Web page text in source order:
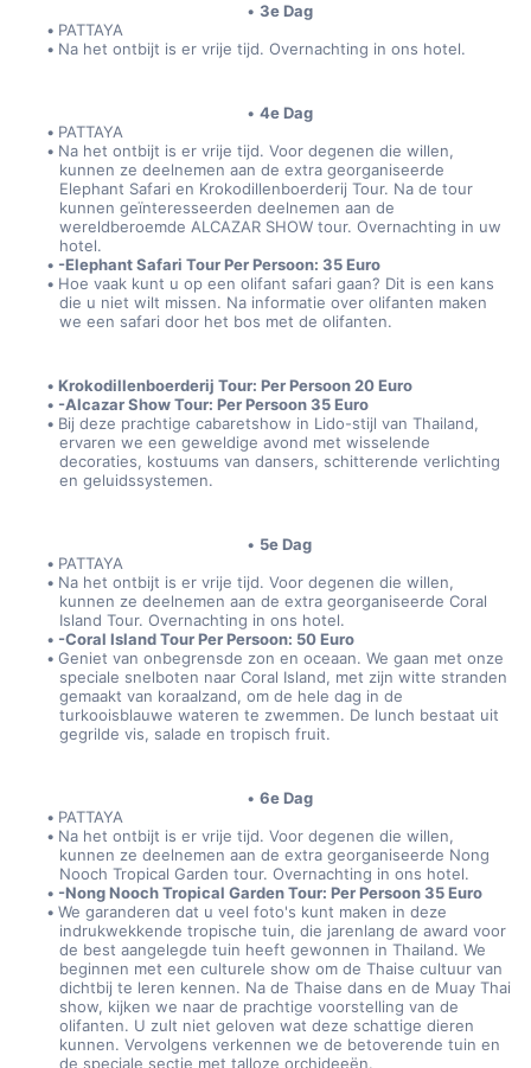
3e Dag
PATTAYA
Na het ontbijt is er vrije tijd. Overnachting in ons hotel.
4e Dag
PATTAYA
Na het ontbijt is er vrije tijd. Voor degenen die willen,
kunnen ze deelnemen aan de extra georganiseerde
Elephant Safari en Krokodillenboerderij Tour. Na de tour
kunnen geïnteresseerden deelnemen aan de
wereldberoemde ALCAZAR SHOW tour. Overnachting in uw
hotel.
-Elephant Safari Tour Per Persoon: 35 Euro
Hoe vaak kunt u op een olifant safari gaan? Dit is een kans
die u niet wilt missen. Na informatie over olifanten maken
we een safari door het bos met de olifanten.
Krokodillenboerderij Tour: Per Persoon 20 Euro
-Alcazar Show Tour: Per Persoon 35 Euro
Bij deze prachtige cabaretshow in Lido-stijl van Thailand,
ervaren we een geweldige avond met wisselende
decoraties, kostuums van dansers, schitterende verlichting
en geluidssystemen.
5e Dag
PATTAYA
Na het ontbijt is er vrije tijd. Voor degenen die willen,
kunnen ze deelnemen aan de extra georganiseerde Coral
Island Tour. Overnachting in ons hotel.
-Coral Island Tour Per Persoon: 50 Euro
Geniet van onbegrensde zon en oceaan. We gaan met onze
speciale snelboten naar Coral Island, met zijn witte stranden
gemaakt van koraalzand, om de hele dag in de
turkooisblauwe wateren te zwemmen. De lunch bestaat uit
gegrilde vis, salade en tropisch fruit.
6e Dag
PATTAYA
Na het ontbijt is er vrije tijd. Voor degenen die willen,
kunnen ze deelnemen aan de extra georganiseerde Nong
Nooch Tropical Garden tour. Overnachting in ons hotel.
-Nong Nooch Tropical Garden Tour: Per Persoon 35 Euro
We garanderen dat u veel foto's kunt maken in deze
indrukwekkende tropische tuin, die jarenlang de award voor
de best aangelegde tuin heeft gewonnen in Thailand. We
beginnen met een culturele show om de Thaise cultuur van
dichtbij te leren kennen. Na de Thaise dans en de Muay Thai
show, kijken we naar de prachtige voorstelling van de
olifanten. U zult niet geloven wat deze schattige dieren
kunnen. Vervolgens verkennen we de betoverende tuin en
de speciale sectie met talloze orchideeën.